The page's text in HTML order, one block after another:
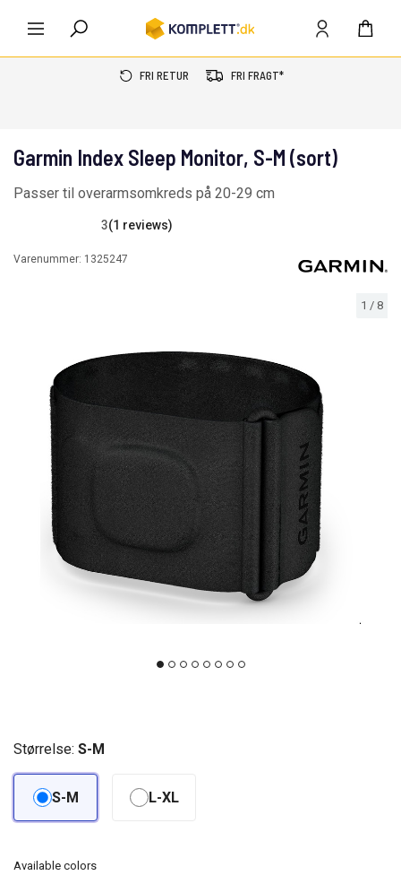
FRI RETUR FRI FRAGT*
1 / 8
Garmin Index Sleep Monitor, S-M (sort)
Passer til overarmsomkreds på 20-29 cm
3(1 reviews)
Varenummer: 1325247
Størrelse: S-M
S-M L-XL
Available colors